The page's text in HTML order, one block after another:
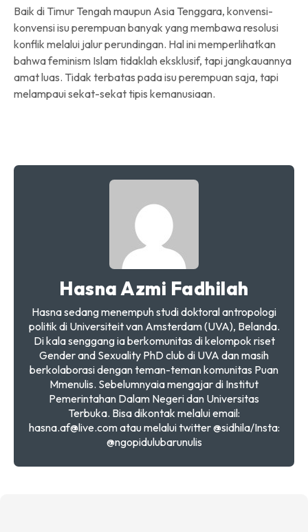
Baik di Timur Tengah maupun Asia Tenggara, konvensi-
konvensi isu perempuan banyak yang membawa resolusi
konflik melalui jalur perundingan. Hal ini memperlihatkan
bahwa feminism Islam tidaklah eksklusif, tapi jangkauannya
amat luas. Tidak terbatas pada isu perempuan saja, tapi
melampaui sekat-sekat tipis kemanusiaan.
Hasna Azmi Fadhilah
Hasna sedang menempuh studi doktoral antropologi
politik di Universiteit van Amsterdam (UVA), Belanda.
Di kala senggang ia berkomunitas di kelompok riset
Gender and Sexuality PhD club di UVA dan masih
berkolaborasi dengan teman-teman komunitas Puan
Mmenulis. Sebelumnyaia mengajar di Institut
Pemerintahan Dalam Negeri dan Universitas
Terbuka. Bisa dikontak melalui email:
hasna.af@live.com atau melalui twitter @sidhila/Insta:
@ngopidulubarunulis